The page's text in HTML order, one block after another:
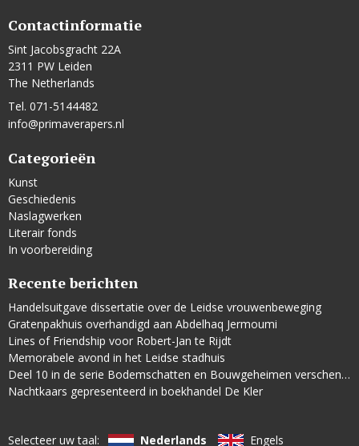
Contactinformatie
Sint Jacobsgracht 22A
2311 PW Leiden
The Netherlands
Tel. 071-5144482
info@primaverapers.nl
Categorieën
Kunst
Geschiedenis
Naslagwerken
Literair fonds
In voorbereiding
Recente berichten
Handelsuitgave dissertatie over de Leidse vrouwenbeweging
Gratenpakhuis overhandigd aan Abdelhaq Jermoumi
Lines of Friendship voor Robert-Jan te Rijdt
Memorabele avond in het Leidse stadhuis
Deel 10 in de serie Bodemschatten en Bouwgeheimen verschenen
Nachtkaars gepresenteerd in boekhandel De Kler
Selecteer uw taal: Nederlands Engels